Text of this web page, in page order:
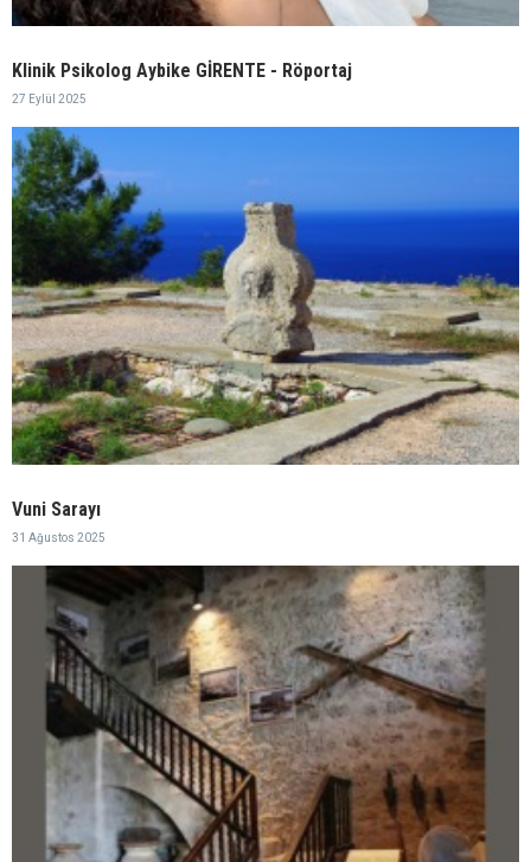
Klinik Psikolog Aybike GİRENTE - Röportaj
27 Eylül 2025
Vuni Sarayı
31 Ağustos 2025